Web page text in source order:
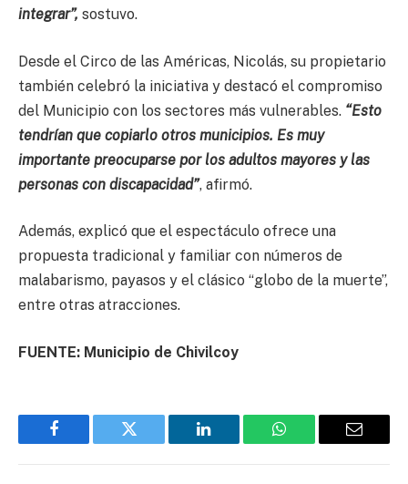
integrar”, sostuvo.
Desde el Circo de las Américas, Nicolás, su propietario
también celebró la iniciativa y destacó el compromiso
del Municipio con los sectores más vulnerables. “Esto
tendrían que copiarlo otros municipios. Es muy
importante preocuparse por los adultos mayores y las
personas con discapacidad”, afirmó.
Además, explicó que el espectáculo ofrece una
propuesta tradicional y familiar con números de
malabarismo, payasos y el clásico “globo de la muerte”,
entre otras atracciones.
FUENTE: Municipio de Chivilcoy
Facebook Twitter LinkedIn WhatsApp Email